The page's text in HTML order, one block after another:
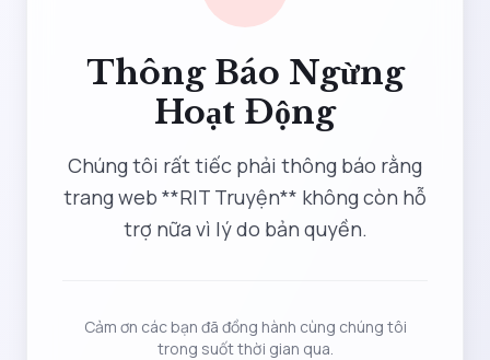
Thông Báo Ngừng
Hoạt Động
Chúng tôi rất tiếc phải thông báo rằng
trang web **RIT Truyện** không còn hỗ
trợ nữa vì lý do bản quyền.
Cảm ơn các bạn đã đồng hành cùng chúng tôi
trong suốt thời gian qua.